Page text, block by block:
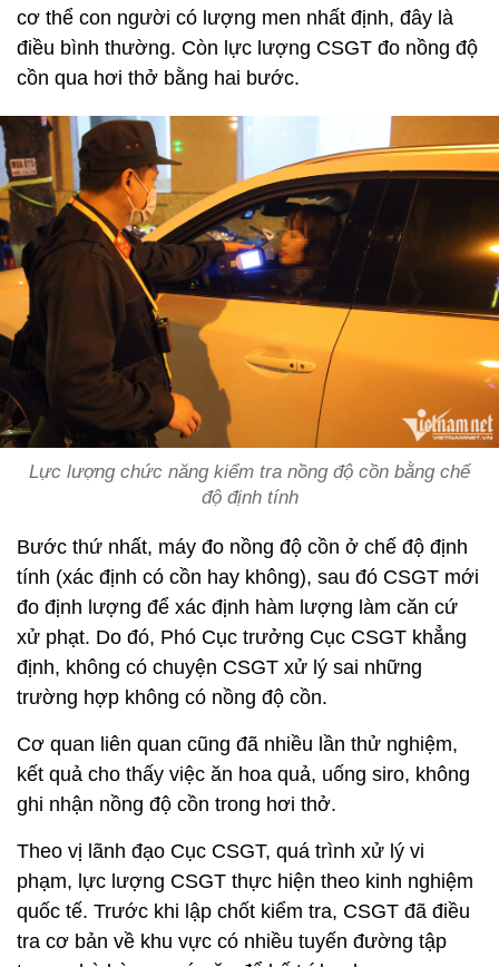
cơ thể con người có lượng men nhất định, đây là
điều bình thường. Còn lực lượng CSGT đo nồng độ
cồn qua hơi thở bằng hai bước.
Lực lượng chức năng kiểm tra nồng độ cồn bằng chế
độ định tính
Bước thứ nhất, máy đo nồng độ cồn ở chế độ định
tính (xác định có cồn hay không), sau đó CSGT mới
đo định lượng để xác định hàm lượng làm căn cứ
xử phạt. Do đó, Phó Cục trưởng Cục CSGT khẳng
định, không có chuyện CSGT xử lý sai những
trường hợp không có nồng độ cồn.
Cơ quan liên quan cũng đã nhiều lần thử nghiệm,
kết quả cho thấy việc ăn hoa quả, uống siro, không
ghi nhận nồng độ cồn trong hơi thở.
Theo vị lãnh đạo Cục CSGT, quá trình xử lý vi
phạm, lực lượng CSGT thực hiện theo kinh nghiệm
quốc tế. Trước khi lập chốt kiểm tra, CSGT đã điều
tra cơ bản về khu vực có nhiều tuyến đường tập